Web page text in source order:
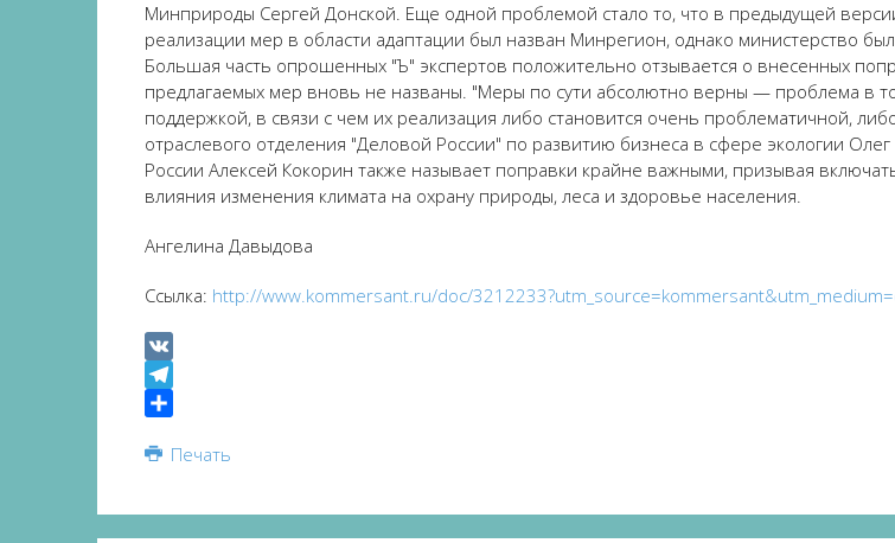
Минприроды Сергей Донской. Еще одной проблемой стало то, что в предыдущей
реализации мер в области адаптации был назван Минрегион, однако министерство
Большая часть опрошенных "Ъ" экспертов положительно отзывается о внесенных
предлагаемых мер вновь не названы. "Меры по сути абсолютно верны — проблема в
поддержкой, в связи с чем их реализация либо становится очень проблематичной,
отраслевого отделения "Деловой России" по развитию бизнеса в сфере экологии
России Алексей Кокорин также называет поправки крайне важными, призывая
влияния изменения климата на охрану природы, леса и здоровье населения.
Ангелина Давыдова
Ссылка: http://www.kommersant.ru/doc/
VK
Telegram
Печать